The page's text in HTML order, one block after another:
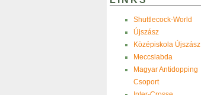
Shuttlecock-World
Újszász
Középiskola Újszász
Meccslabda
Magyar Antidopping
Csoport